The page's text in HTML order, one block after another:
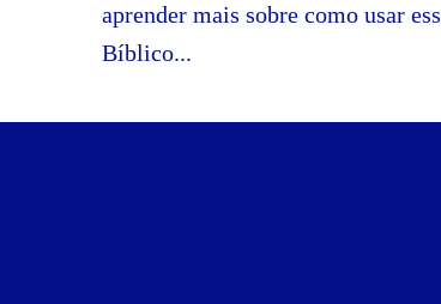
aprender mais sobre como usar
Bíblico...